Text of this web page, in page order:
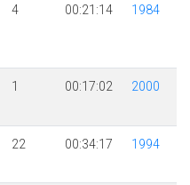
4 00:21:14 1984
1 00:17:02 2000
22 00:34:17 1994